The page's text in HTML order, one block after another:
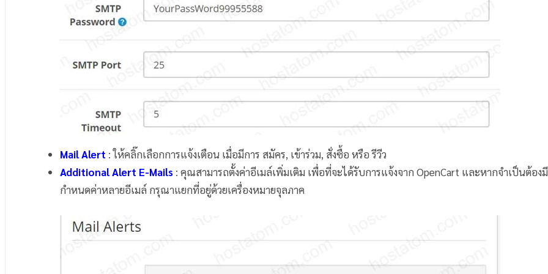
Mail Alert : ให้คลิ๊กเลือกการแจ้งเตือน เมื่อมีการ สมัคร, เข้าร่วม, สั่งซื้อ หรือ รีวีว
Additional Alert E-Mails : คุณสามารถตั้งค่าอีเมล์เพิ่มเติม เพื่อที่จะได้รับการแจ้งจาก OpenCart และหากจำเป็นต้อง
กำหนดค่าหลายอีเมล์ กรุณาแยกที่อยู่ด้วยเครื่องหมายจุลภาค